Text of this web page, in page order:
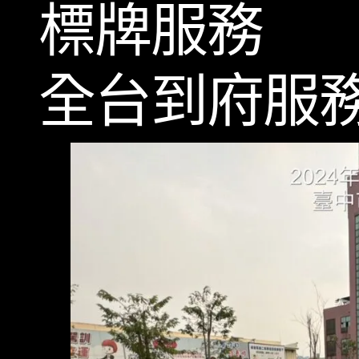
標牌服務
全台到府服